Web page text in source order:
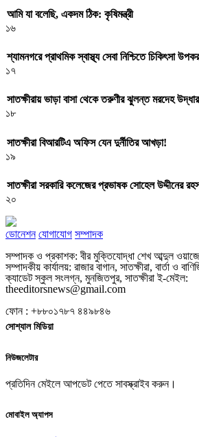
আমি যা বলেছি, একদম ঠিক: কৃষিমন্ত্রী
১৬
শ্যামনগরে প্রাথমিক স্বাস্থ্য সেবা নিশ্চিতে চিকিৎসা
১৭
সাতক্ষীরায় ভাড়া বাসা থেকে তরুণীর ঝুলন্ত মরদেহ উদ্ধার
১৮
সাতক্ষীরা বিআরটিএ অফিস যেন দুর্নীতির আখড়া!
১৯
সাতক্ষীরা সরকারি কলেজের প্রভাষক সোহেল উদ্দীনের
২০
ডোনেশন যোগাযোগ সম্পাদক
সম্পাদক ও প্রকাশক: বীর মুক্তিযোদ্ধা শেখ আব্দুল
সম্পাদকীয় কার্যালয়: রাজার বাগান, সাতক্ষীরা, বার্তা ও
ক্যাডেট স্কুল সংলগ্ন, মুনজিতপুর, সাতক্ষীরা ই-মেইল:
theeditorsnews@gmail.com
ফোন : +৮৮০১৭৮৭ ৪৪৯৮৪৬
সোশ্যাল মিডিয়া
নিউজলেটার
প্রতিদিন মেইলে আপডেট পেতে সাবস্ক্রাইব করুন।
মোবাইল অ্যাপস